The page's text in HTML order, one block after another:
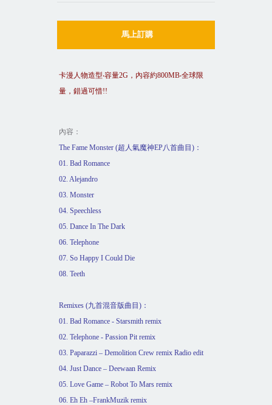
馬上訂購
卡漫人物造型‧容量2G，內容約800MB‧全球限
量，錯過可惜!!
內容：
The Fame Monster (超人氣魔神EP八首曲目 )：
01. Bad Romance
02. Alejandro
03. Monster
04. Speechless
05. Dance In The Dark
06. Telephone
07. So Happy I Could Die
08. Teeth
Remixes (九首混音版曲目 )：
01. Bad Romance - Starsmith remix
02. Telephone - Passion Pit remix
03. Paparazzi – Demolition Crew remix Radio edit
04. Just Dance – Deewaan Remix
05. Love Game – Robot To Mars remix
06. Eh Eh –FrankMuzik remix